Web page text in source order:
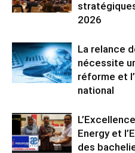
2026
La relance
nécessite
réforme et
national
Energy et
des